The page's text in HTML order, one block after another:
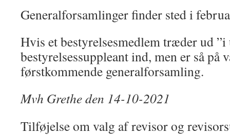
Generalforsamlinger finder sted i
Hvis et bestyrelsesmedlem træder ud
bestyrelsessuppleant ind, men er så på
førstkommende generalforsamling.
Mvh Grethe den 14-10-2021
Tilføjelse om valg af revisor og